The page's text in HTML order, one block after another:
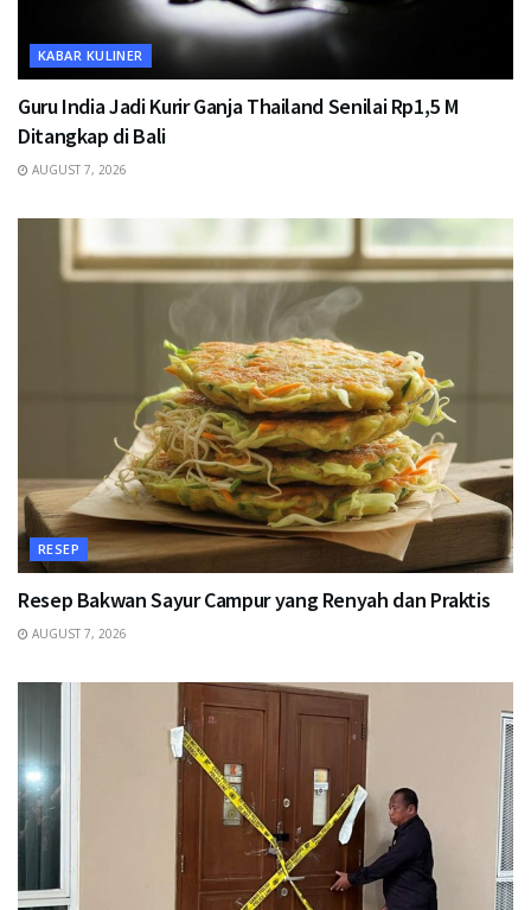
KABAR KULINER
Guru India Jadi Kurir Ganja Thailand Senilai Rp1,5 M
Ditangkap di Bali
AUGUST 7, 2026
RESEP
Resep Bakwan Sayur Campur yang Renyah dan Praktis
AUGUST 7, 2026